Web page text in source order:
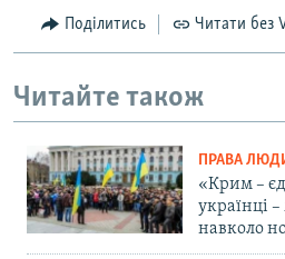
Поділитись Читати без
Читайте також
ПРАВА
«Крим –
українці
навколо